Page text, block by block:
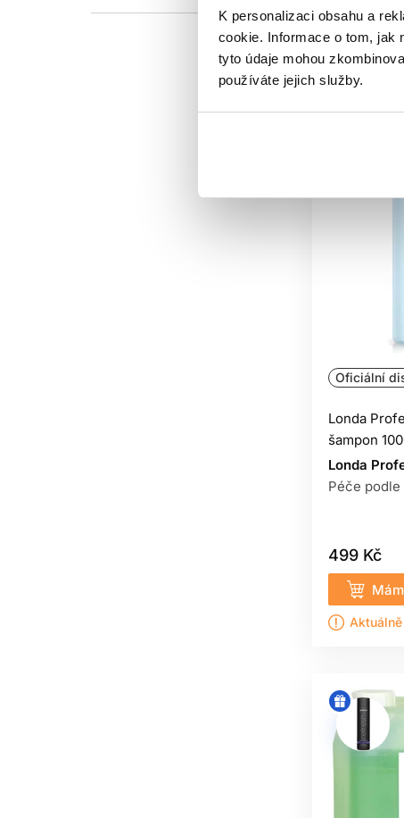
K personalizaci obsahu a
cookie. Informace o tom, jak
tyto údaje mohou
používáte jejich služby.
Skladem ㅤ
Oficiální
Londa
šampon
Londa
Péče podle
499 Kč